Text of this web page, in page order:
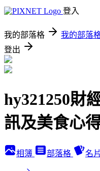
登入
我的部落格 我的部落
登出
hy321250財
訊及美食心
相簿 部落格 名片